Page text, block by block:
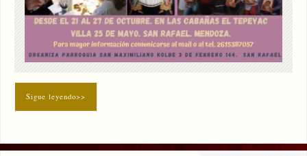
Sigue leyendo>>